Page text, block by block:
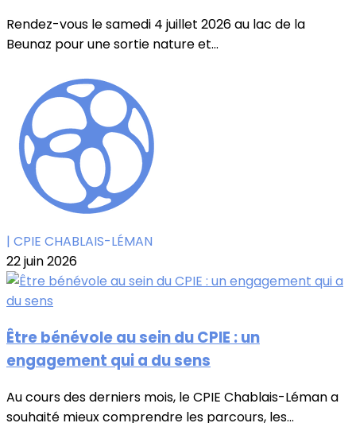
Rendez-vous le samedi 4 juillet 2026 au lac de la
Beunaz pour une sortie nature et...
| CPIE CHABLAIS-LÉMAN
22 juin 2026
Être bénévole au sein du CPIE : un
engagement qui a du sens
Au cours des derniers mois, le CPIE Chablais-Léman a
souhaité mieux comprendre les parcours, les...